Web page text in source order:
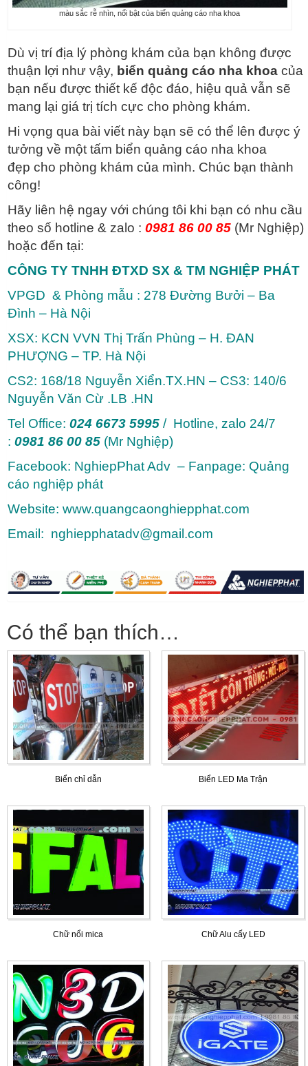
màu sắc rễ nhìn, nổi bật của biển quảng cáo nha khoa
Dù vị trí địa lý phòng khám của bạn không được
thuận lợi như vậy, biển quảng cáo nha khoa của
bạn nếu được thiết kế độc đáo, hiệu quả vẫn sẽ
mang lại giá trị tích cực cho phòng khám.
Hi vọng qua bài viết này bạn sẽ có thể lên được ý
tưởng về một tấm biển quảng cáo nha khoa
đẹp cho phòng khám của mình. Chúc bạn thành
công!
Hãy liên hệ ngay với chúng tôi khi bạn có nhu cầu
theo số hotline & zalo : 0981 86 00 85 (Mr Nghiệp)
hoặc đến tại:
CÔNG TY TNHH ĐTXD SX & TM NGHIỆP PHÁT
VPGD & Phòng mẫu : 278 Đường Bưởi – Ba
Đình – Hà Nội
XSX: KCN VVN Thị Trấn Phùng – H. ĐAN
PHƯỢNG – TP. Hà Nội
CS2: 168/18 Nguyễn Xiển.TX.HN – CS3: 140/6
Nguyễn Văn Cừ .LB .HN
Tel Office: 024 6673 5995 / Hotline, zalo 24/7
: 0981 86 00 85 (Mr Nghiệp)
Facebook: NghiepPhat Adv – Fanpage: Quảng
cáo nghiệp phát
Website: www.quangcaonghiepphat.com
Email: nghiepphatadv@gmail.com
Có thể bạn thích…
Biển chỉ dẫn Biển LED Ma Trận
Chữ nổi mica Chữ Alu cấy LED